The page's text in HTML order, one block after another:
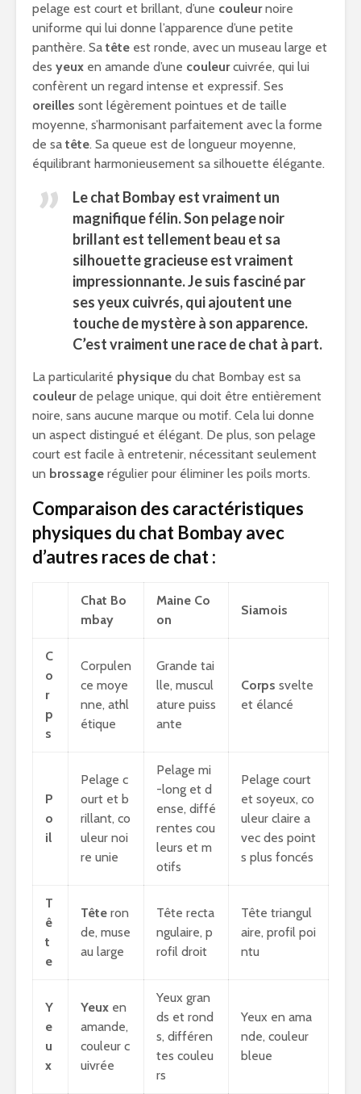
pelage est court et brillant, d’une couleurnoire
uniforme qui lui donne l’apparence d’une petite
panthère. Sa tête est ronde, avec un museau large et
des yeux en amande d’une couleurcuivrée, qui lui
confèrent un regard intense et expressif. Ses
oreilles sont légèrement pointues et de taille
moyenne, s’harmonisant parfaitement avec la forme
de sa tête. Sa queue est de longueur moyenne,
équilibrant harmonieusement sa silhouette élégante.
Le chat Bombay est vraiment un
magnifique félin. Son pelage noir
brillant est tellement beau et sa
silhouette gracieuse est vraiment
impressionnante. Je suis fasciné par
sesyeux cuivrés, qui ajoutent une
touche de mystère à son apparence.
C’est vraiment une race de chat à part.
La particularité physique du chat Bombay est sa
couleurde pelage unique, qui doit être entièrement
noire, sans aucune marque ou motif. Cela lui donne
un aspect distingué et élégant. De plus, son pelage
court est facile à entretenir, nécessitant seulement
un brossage régulier pour éliminer les poils morts.
Comparaison des caractéristiques
physiques du chat Bombay avec
d’autres races de chat :
Chat Bo
mbay
Maine Co
on
Siamois
C
o
r
p
s
Corpulen
ce moye
nne, athl
étique
Grande tai
lle, muscul
ature puiss
ante
Corps svelte
et élancé
P
o
il
Pelage c
ourt et b
rillant, co
uleur noi
re unie
Pelage mi
-long et d
ense, diffé
rentes cou
leurs et m
otifs
Pelage court
et soyeux, co
uleur claire a
vec des point
s plus foncés
T
ê
t
e
Tête ron
de, muse
au large
Tête recta
ngulaire, p
rofil droit
Tête triangul
aire, profil poi
ntu
Y
e
u
x
Yeux en
amande,
couleur c
uivrée
Yeux gran
ds et rond
s, différen
tes couleu
rs
Yeux en ama
nde, couleur
bleue